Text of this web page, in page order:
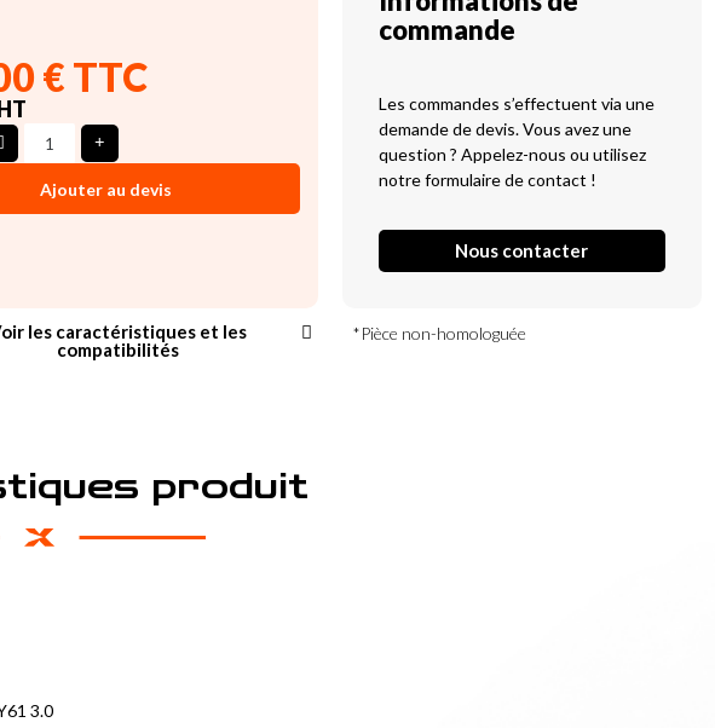
€ TTC
Ajouter au devis
commande
Les commandes s’effectuent via une
demande de devis. Vous avez une
question ? Appelez-nous ou utilisez
notre formulaire de contact !
Nous contacter
les caractéristiques et les
compatibilités
*Pièce non-homologuée
produit
3.0